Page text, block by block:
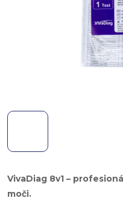
VivaDiag 8v1 –
moči.